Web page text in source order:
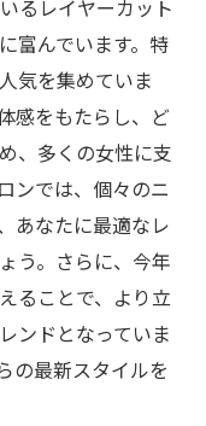
るレイヤーカット
富んでいます。特
気を集めていま
感をもたらし、ど
、多くの女性に支
ンでは、個々のニ
あなたに最適なレ
う。さらに、今年
ることで、より立
ンドとなっていま
の最新スタイルを